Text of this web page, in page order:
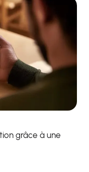
grâce à une